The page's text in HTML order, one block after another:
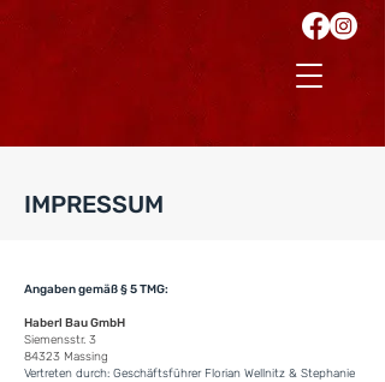
IMPRESSUM
Angaben gemäß § 5 TMG:
Haberl Bau GmbH
Siemensstr. 3
84323 Massing
Vertreten durch: Geschäftsführer Florian Wellnitz & Stephanie